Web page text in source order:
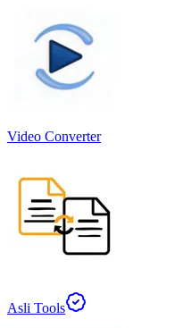
Video Converter
Asli Tools